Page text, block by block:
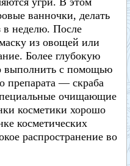
ванночки, делать
в неделю. После
из овощей или
Более глубокую
с помощью
препарата — скраба
очищающие
косметики хорошо
косметических
распространение во